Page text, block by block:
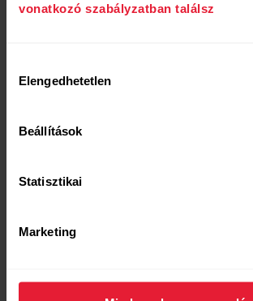
vonatkozó szabályzatban találsz
kiválasztása
Elengedhetetlen
Beállítások
Statisztikai
Marketing